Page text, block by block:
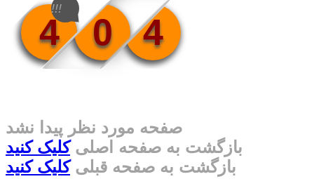
4 0 4
!!!
صفحه مورد نظر پیدا نشد
بازگشت به صفحه اصلیکلیک کنید
بازگشت به صفحه قبلیکلیک کنید